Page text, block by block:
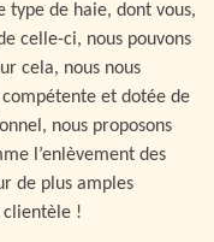
type de haie, dont vous,
celle-ci, nous pouvons
cela, nous nous
et dotée de
nous proposons
l’enlèvement des
de plus amples
clientèle !